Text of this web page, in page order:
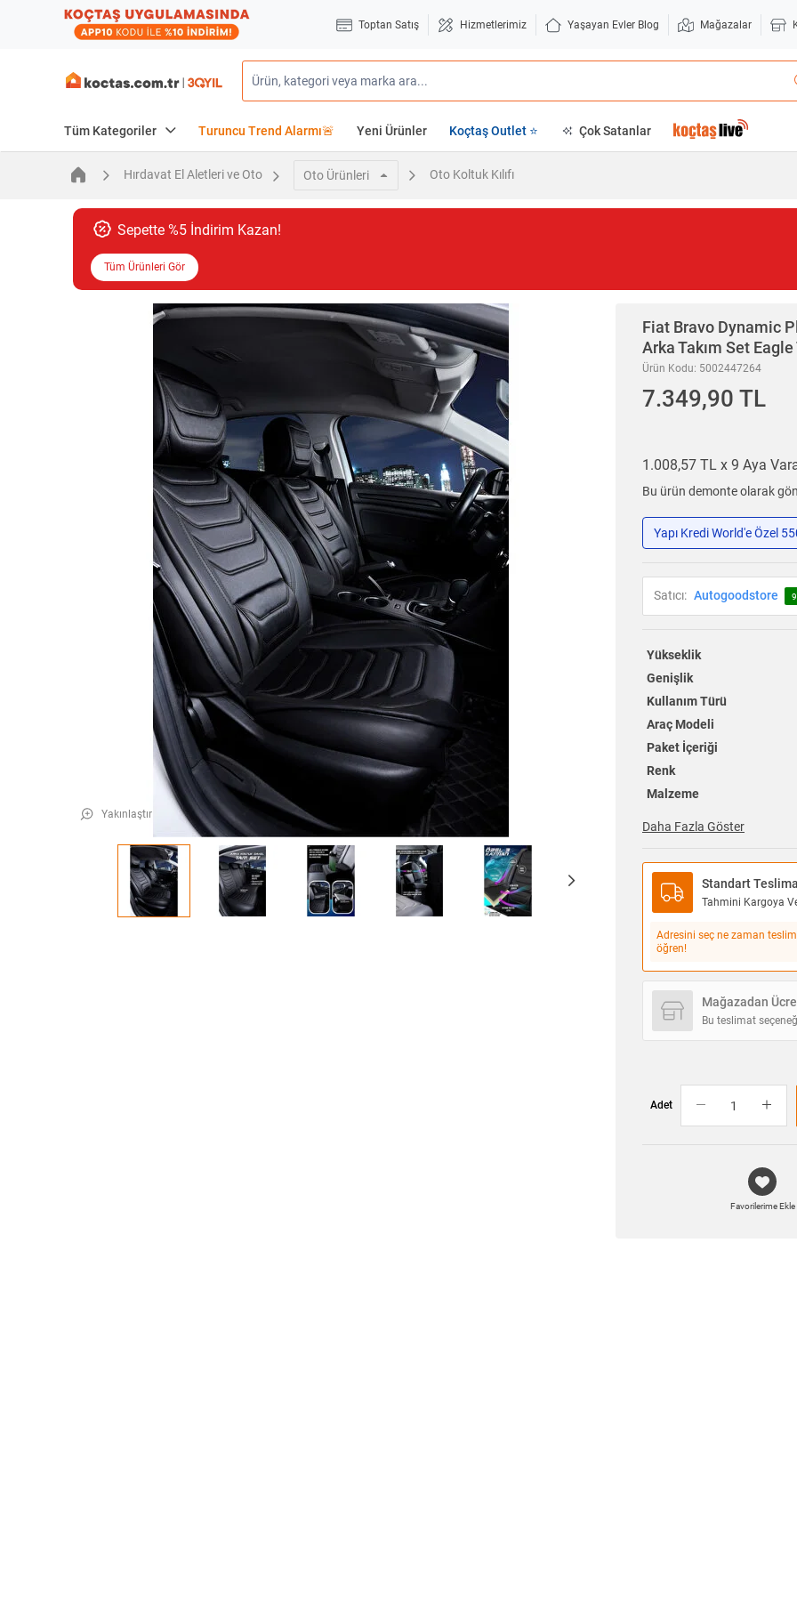
Toptan Satış Hizmetlerimiz Yaşayan Evler Blog Mağazalar
Tüm Kategoriler Turuncu Trend Alarmı🚨 Yeni Ürünler Koçtaş Outlet ⭐ Çok Satanlar
Hırdavat El Aletleri ve Oto Oto Ürünleri Oto Koltuk Kılıfı
Sepette %5 İndirim Kazan!
Tüm Ürünleri Gör
Yakınlaştır
Fiat Bravo Dynamic
Arka Takım Set
Ürün Kodu: 5002447264
7.349,90 TL
1.008,57 TL x 9 Aya
Bu ürün demonte olarak
Yapı Kredi World'e Özel
Satıcı: Autogoodstore
Yükseklik
Genişlik
Kullanım Türü
Araç Modeli
Paket İçeriği
Renk
Malzeme
Daha Fazla Göster
Standart
Tahmini Kargoya
Adresini seç ne zaman
öğren!
Mağazadan
Bu teslimat
Adet
Favorilerime Ekle